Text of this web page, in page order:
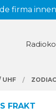
firma
UHF
FRAKT